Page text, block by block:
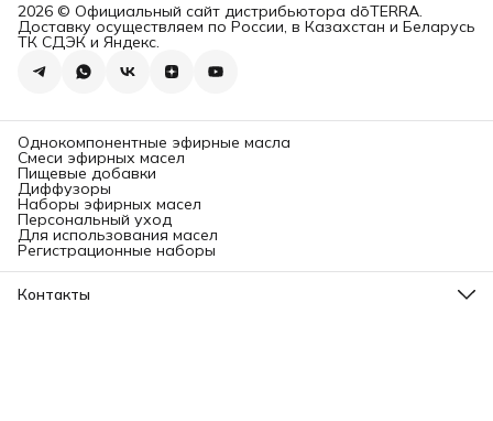
2026 © Официальный сайт дистрибьютора dōTERRA.
Доставку осуществляем по России, в Казахстан и Беларусь
ТК СДЭК и Яндекс.
Однокомпонентные эфирные масла
Смеси эфирных масел
Пищевые добавки
Диффузоры
Наборы эфирных масел
Персональный уход
Для использования масел
Регистрационные наборы
Контакты